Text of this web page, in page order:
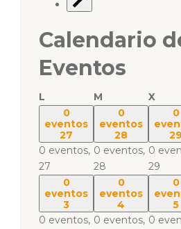
Calendario
Eventos
L M X
0
eventos
27
0 eventos,
27
0
eventos
28
0 eventos,
28
0
29
0
29
0
eventos
3
0 eventos,
0
eventos
4
0 eventos,
0
5
0